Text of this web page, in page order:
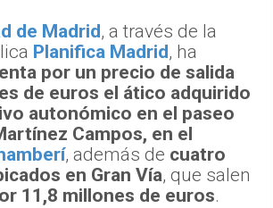
de Madrid, a través de la
Planifica Madrid, ha
por un precio de salida
de euros el ático adquirido
autonómico en el paseo
Campos, en el
, además de cuatro
en Gran Vía, que salen
11,8 millones de euros.